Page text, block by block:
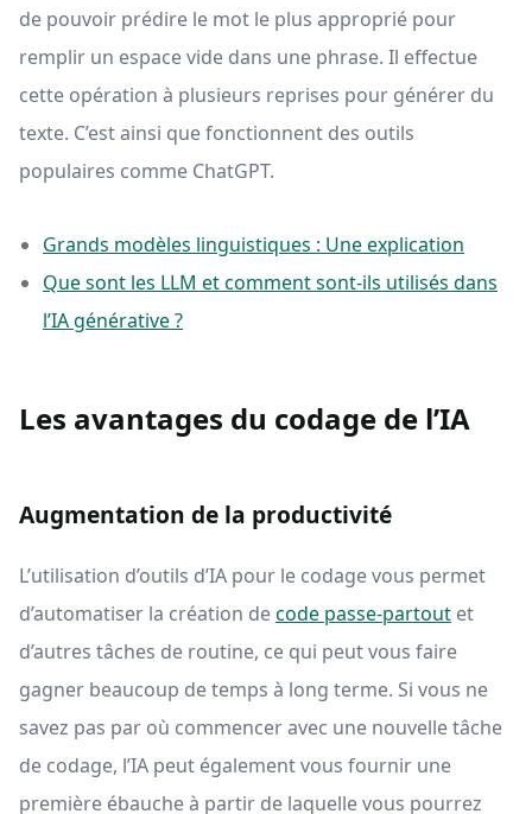
de pouvoir prédire le mot le plus approprié pour
remplir un espace vide dans une phrase. Il effectue
cette opération à plusieurs reprises pour générer du
texte. C’est ainsi que fonctionnent des outils
populaires comme ChatGPT.
Grands modèles linguistiques : Une explication
Que sont les LLM et comment sont-ils utilisés dans
l’IA générative ?
Les avantages du codage de l’IA
Augmentation de la productivité
L’utilisation d’outils d’IA pour le codage vous permet
d’automatiser la création decode passe-partout et
d’autres tâches de routine, ce qui peut vous faire
gagner beaucoup de temps à long terme. Si vous ne
savez pas par où commencer avec une nouvelle tâche
de codage, l’IA peut également vous fournir une
première ébauche à partir de laquelle vous pourrez